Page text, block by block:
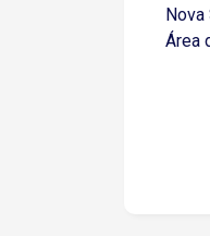
Nova
Área